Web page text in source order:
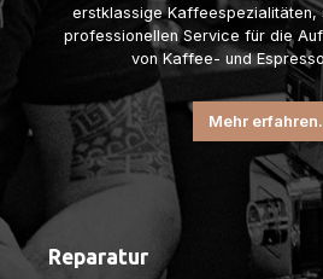
erstklassige Kaffeespezialitäten,
professionellen Service für die
von Kaffee- und
Mehr
Reparatur